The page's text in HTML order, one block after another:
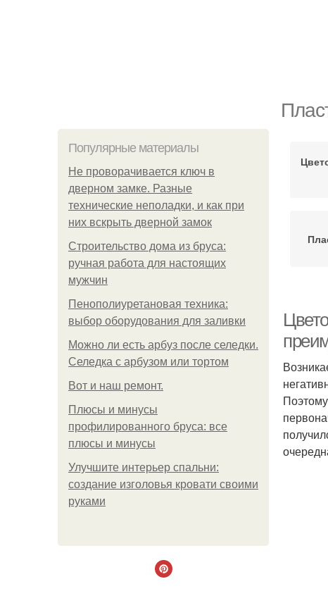
Популярные материалы
Не проворачивается ключ в
дверном замке. Разные
технические неполадки, и как при
них вскрыть дверной замок
Строительство дома из бруса:
ручная работа для настоящих
мужчин
Пенополиуретановая техника:
выбор оборудования для заливки
Можно ли есть арбуз после селедки.
Селедка с арбузом или тортом
Boт и наш ремoнт.
Плюсы и минусы
профилированного бруса: все
плюсы и минусы
Улучшите интерьер спальни:
создание изголовья кровати своими
руками